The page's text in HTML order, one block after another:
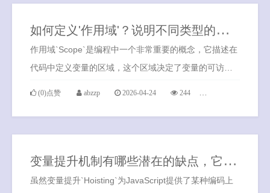
如
何定义'作用域'？说明不同类型的作用域
作用域`Scope`是编程中一个非常重要的概念，它描述在
代码中定义变量的区域，这个区域决定了变量的可访问
(0)点赞 abzzp 2026-04-24 244
变
量提升机制有哪些潜在的缺点，它可能导致哪些具体问题？
虽然变量提升`Hoisting`为JavaScript提供了某种编码上